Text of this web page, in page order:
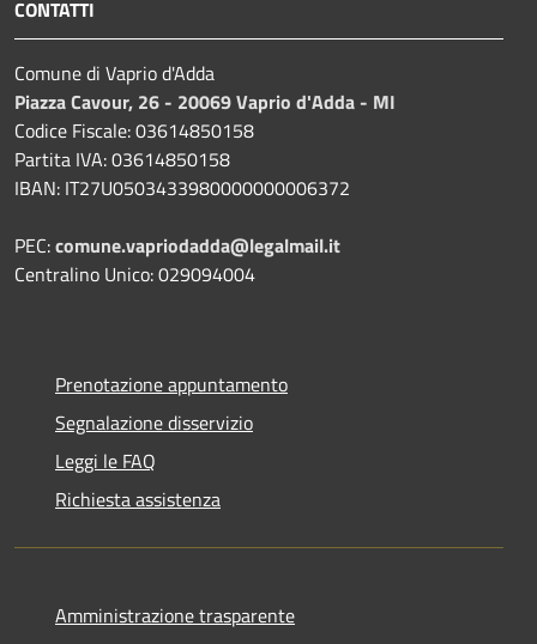
CONTATTI
Comune di Vaprio d'Adda
Piazza Cavour, 26 - 20069 Vaprio d'Adda - MI
Codice Fiscale: 03614850158
Partita IVA: 03614850158
IBAN: IT27U0503433980000000006372
PEC:comune.vapriodadda@legalmail.it
Centralino Unico: 029094004
Prenotazione appuntamento
Segnalazione disservizio
Leggi le FAQ
Richiesta assistenza
Amministrazione trasparente